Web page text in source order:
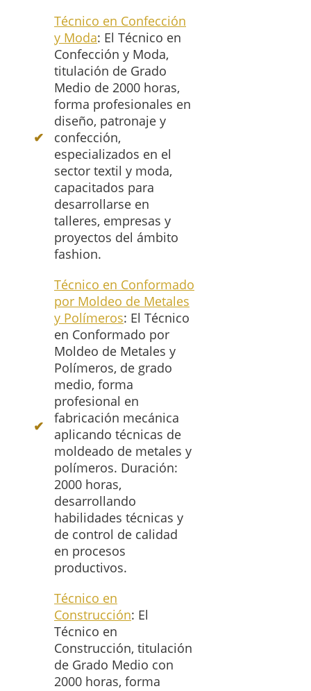
Técnico en Confección
y Moda: El Técnico en
Confección y Moda,
titulación de Grado
Medio de 2000 horas,
forma profesionales en
diseño, patronaje y
confección,
especializados en el
sector textil y moda,
capacitados para
desarrollarse en
talleres, empresas y
proyectos del ámbito
fashion.
Técnico en Conformado
por Moldeo de Metales
y Polímeros: El Técnico
en Conformado por
Moldeo de Metales y
Polímeros, de grado
medio, forma
profesional en
fabricación mecánica
aplicando técnicas de
moldeado de metales y
polímeros. Duración:
2000 horas,
desarrollando
habilidades técnicas y
de control de calidad
en procesos
productivos.
Técnico en
Construcción: El
Técnico en
Construcción, titulación
de Grado Medio con
2000 horas, forma